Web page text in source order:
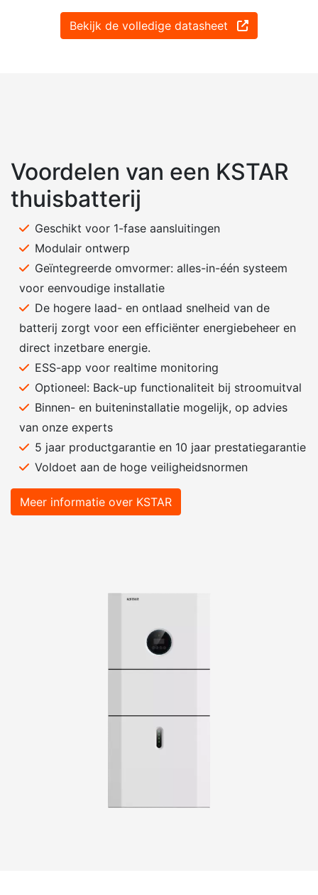
Bekijk de volledige datasheet
Voordelen van een KSTAR
thuisbatterij
Geschikt voor 1-fase aansluitingen
Modulair ontwerp
Geïntegreerde omvormer: alles-in-één systeem
voor eenvoudige installatie
De hogere laad- en ontlaad snelheid van de
batterij zorgt voor een efficiënter energiebeheer en
direct inzetbare energie.
ESS-app voor realtime monitoring
Optioneel: Back-up functionaliteit bij stroomuitval
Binnen- en buiteninstallatie mogelijk, op advies
van onze experts
5 jaar productgarantie en 10 jaar prestatiegarantie
Voldoet aan de hoge veiligheidsnormen
Meer informatie over KSTAR